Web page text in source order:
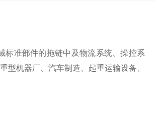
标准部件的拖链中及物流系统、操控系
型机器厂、汽车制造、起重运输设备、